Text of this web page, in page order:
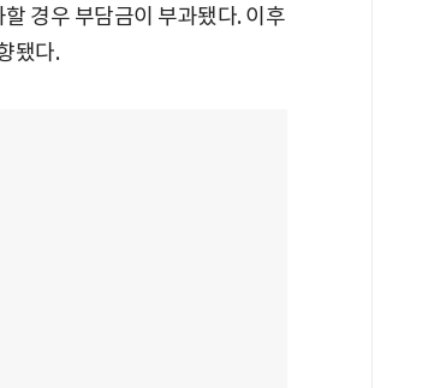
경우 부담금이 부과됐다. 이후
됐다.